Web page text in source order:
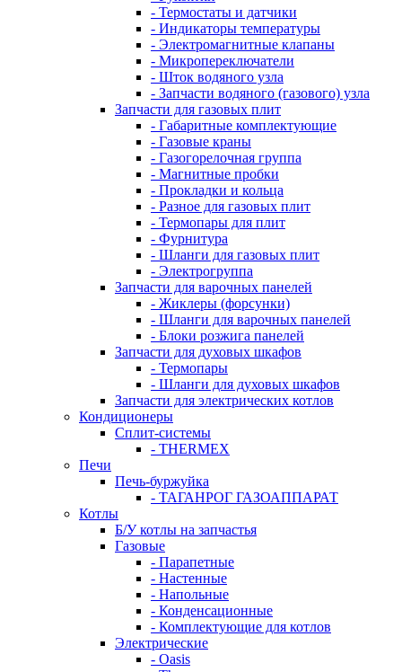
- Термостаты и датчики
- Индикаторы температуры
- Электромагнитные клапаны
- Микропереключатели
- Шток водяного узла
- Запчасти водяного (газового) узла
Запчасти для газовых плит
- Габаритные комплектующие
- Газовые краны
- Газогорелочная группа
- Магнитные пробки
- Прокладки и кольца
- Разное для газовых плит
- Термопары для плит
- Фурнитура
- Шланги для газовых плит
- Электрогруппа
Запчасти для варочных панелей
- Жиклеры (форсунки)
- Шланги для варочных панелей
- Блоки розжига панелей
Запчасти для духовых шкафов
- Термопары
- Шланги для духовых шкафов
Запчасти для электрических котлов
Кондиционеры
Сплит-системы
- THERMEX
Печи
Печь-буржуйка
- ТАГАНРОГ ГАЗОАППАРАТ
Котлы
Б/У котлы на запчастья
Газовые
- Парапетные
- Настенные
- Напольные
- Конденсационные
- Комплектующие для котлов
Электрические
- Oasis